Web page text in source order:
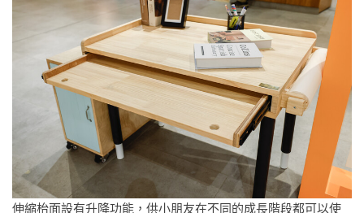
伸縮枱面設有升降功能，供小朋友在不同的成長階段都可以使